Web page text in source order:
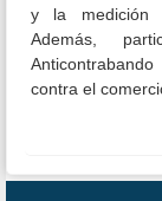
y la medición
Además,
contra el